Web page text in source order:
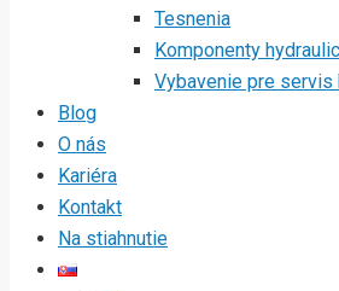
Tesnenia
Komponenty
Vybavenie pre servis
Blog
O nás
Kariéra
Kontakt
Na stiahnutie